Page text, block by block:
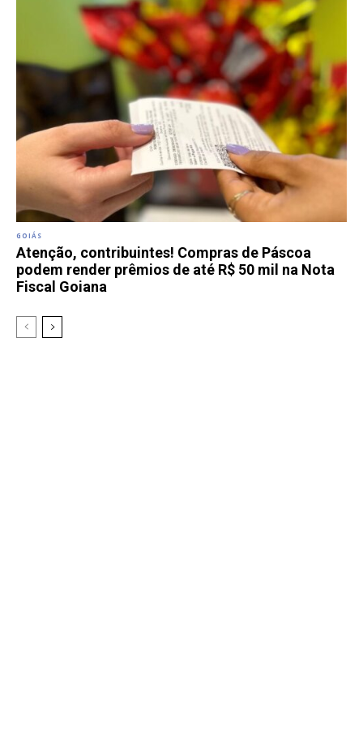
GOIÁS
Atenção, contribuintes! Compras de Páscoa
podem render prêmios de até R$ 50 mil na Nota
Fiscal Goiana